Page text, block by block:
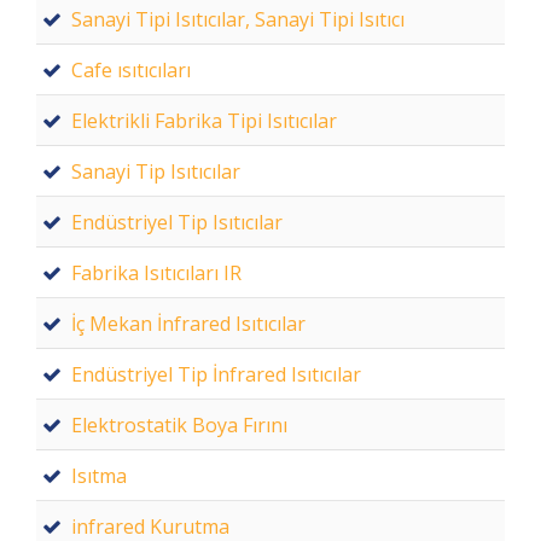
Sanayi Tipi Isıtıcılar, Sanayi Tipi Isıtıcı
Cafe ısıtıcıları
Elektrikli Fabrika Tipi Isıtıcılar
Sanayi Tip Isıtıcılar
Endüstriyel Tip Isıtıcılar
Fabrika Isıtıcıları IR
İç Mekan İnfrared Isıtıcılar
Endüstriyel Tip İnfrared Isıtıcılar
Elektrostatik Boya Fırını
Isıtma
infrared Kurutma